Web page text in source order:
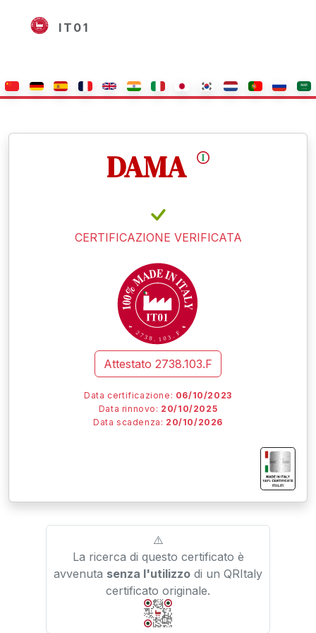
IT01
DAMA
CERTIFICAZIONE VERIFICATA
273 8 . 1 0 3 .F
Attestato 2738.103.F
Data certificazione: 06/10/2023
Data rinnovo: 20/10/2025
Data scadenza: 20/10/2026
IT01.IT/
⚠️
La ricerca di questo certificato è
avvenuta senza l'utilizzo di un QRItaly
certificato originale.